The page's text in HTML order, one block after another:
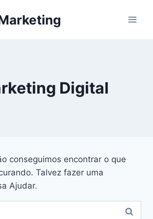
Digital
conseguimos encontrar o que
Talvez fazer uma
Ajudar.